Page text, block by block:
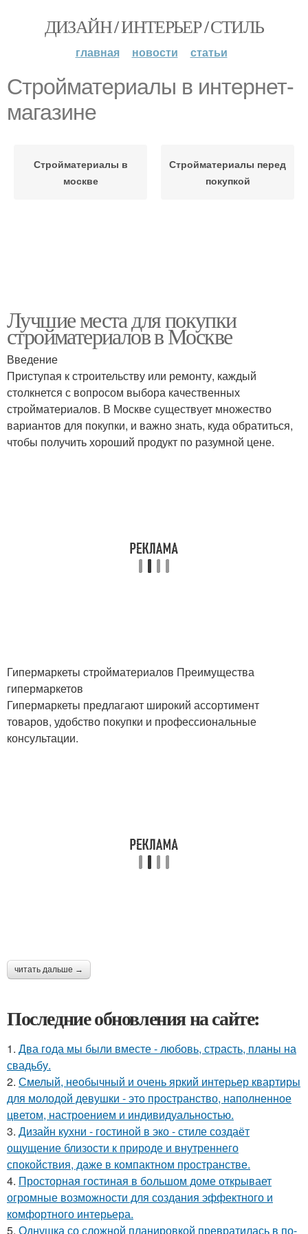
ДИЗАЙН / ИНТЕРЬЕР / СТИЛЬ
главная новости статьи
Стройматериалы в интернет-
магазине
Стройматериалы в
москве
Стройматериалы перед
покупкой
Лучшие места для покупки
стройматериалов в Москве
Введение
Приступая к строительству или ремонту, каждый
столкнется с вопросом выбора качественных
стройматериалов. В Москве существует множество
вариантов для покупки, и важно знать, куда обратиться,
чтобы получить хороший продукт по разумной цене.
Гипермаркеты стройматериалов Преимущества
гипермаркетов
Гипермаркеты предлагают широкий ассортимент
товаров, удобство покупки и профессиональные
консультации.
читать дальше →
Последние обновления на сайте:
1. Два года мы были вместе - любовь, страсть, планы на
свадьбу.
2. Смелый, необычный и очень яркий интерьер квартиры
для молодой девушки - это пространство, наполненное
цветом, настроением и индивидуальностью.
3. Дизайн кухни - гостиной в эко - стиле создаёт
ощущение близости к природе и внутреннего
спокойствия, даже в компактном пространстве.
4. Просторная гостиная в большом доме открывает
огромные возможности для создания эффектного и
комфортного интерьера.
5. Однушка со сложной планировкой превратилась в по-